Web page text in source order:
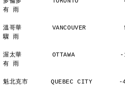
有 雨
溫哥華        VANCOUVER
驟 雨
渥太華        OTTAWA
有 雨
魁北克市      QUEBEC CITY